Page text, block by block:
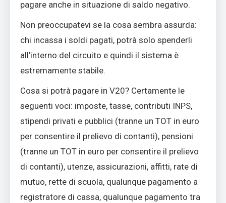
pagare anche in situazione di saldo negativo.
Non preoccupatevi se la cosa sembra assurda:
chi incassa i soldi pagati, potrà solo spenderli
all’interno del circuito e quindi il sistema è
estremamente stabile.
Cosa si potrà pagare in V20? Certamente le
seguenti voci: imposte, tasse, contributi INPS,
stipendi privati e pubblici (tranne un TOT in euro
per consentire il prelievo di contanti), pensioni
(tranne un TOT in euro per consentire il prelievo
di contanti), utenze, assicurazioni, affitti, rate di
mutuo, rette di scuola, qualunque pagamento a
registratore di cassa, qualunque pagamento tra